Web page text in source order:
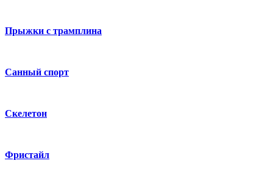
Прыжки с трамплина
Санный спорт
Скелетон
Фристайл